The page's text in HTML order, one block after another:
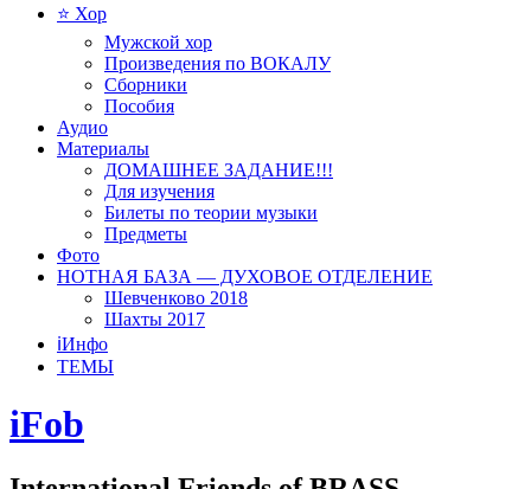
⭐ Хор
Мужской хор
Произведения по ВОКАЛУ
Сборники
Пособия
Аудио
Материалы
ДОМАШНЕЕ ЗАДАНИЕ!!!
Для изучения
Билеты по теории музыки
Предметы
Фото
НОТНАЯ БАЗА — ДУХОВОЕ ОТДЕЛЕНИЕ
Шевченково 2018
Шахты 2017
ℹ️Инфо
ТЕМЫ
iFob